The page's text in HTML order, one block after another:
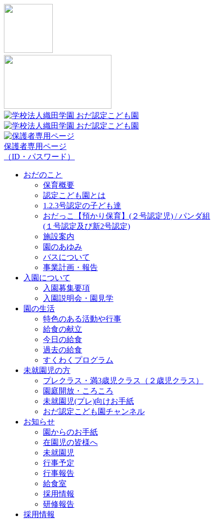
保護者専用ページ
（ID・パスワード）
おだのこと
保育概要
認定こども園とは
1.2.3号認定の子ども達
おだっこ【預かり保育】(２号認定児) / パンダ組
(１号認定及び新2号認定)
施設案内
園のあゆみ
バスについて
事業計画・報告
入園について
入園募集要項
入園説明会・園見学
園の生活
特色のある活動や行事
給食の献立
今日の給食
過去の給食
すくわくプログラム
未就園児の方
プレクラス・満3歳児クラス（２歳児クラス）
園庭開放・ころころ
未就園児(プレ)向けお手紙
おだ認定こども園チャンネル
お知らせ
園からのお手紙
在園児の皆様へ
未就園児
行事予定
行事報告
給食室
採用情報
研修報告
採用情報